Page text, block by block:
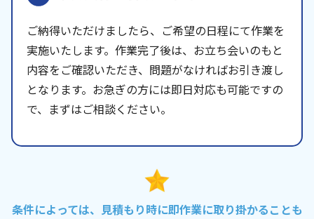
ご納得いただけましたら、ご希望の日程にて作業を
実施いたします。作業完了後は、お立ち会いのもと
内容をご確認いただき、問題がなければお引き渡し
となります。お急ぎの方には即日対応も可能ですの
で、まずはご相談ください。
条件によっては、見積もり時に即作業に取り掛かることも